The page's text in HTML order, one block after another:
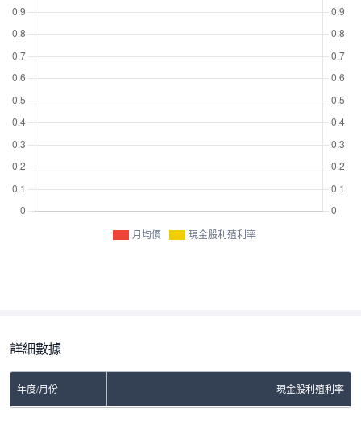
月均價 現金股利殖利率
詳細數據
年度/月份 現金股利殖利率